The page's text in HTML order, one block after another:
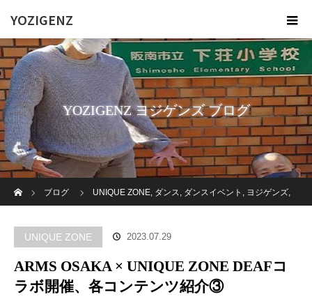
YOZIGENZ
YOZIGENZ ヨジゲンズ ブログ
ブログ
UNIQUE ZONE, ダンス, ダンスイベント , ヨジゲンズ,
ラボ開催、各コンテンツ紹介③
UNIQUE ZONE 2023.07.29
ARMS OSAKA × UNIQUE ZONE DEAFコ
ラボ開催、各コンテンツ紹介③